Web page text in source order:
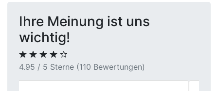
Ihre Meinung ist uns
wichtig!
4.95 / 5 Sterne (110 Bewertungen)